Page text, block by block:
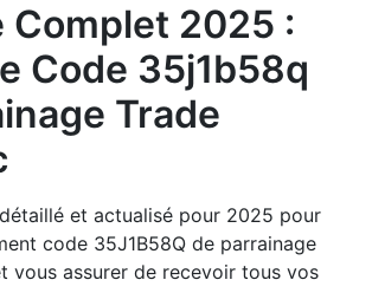
Complet 2025 :
Code 35j1b58q
Trade
et actualisé pour 2025 pour
code 35J1B58Q de parrainage
vous assurer de recevoir tous vos